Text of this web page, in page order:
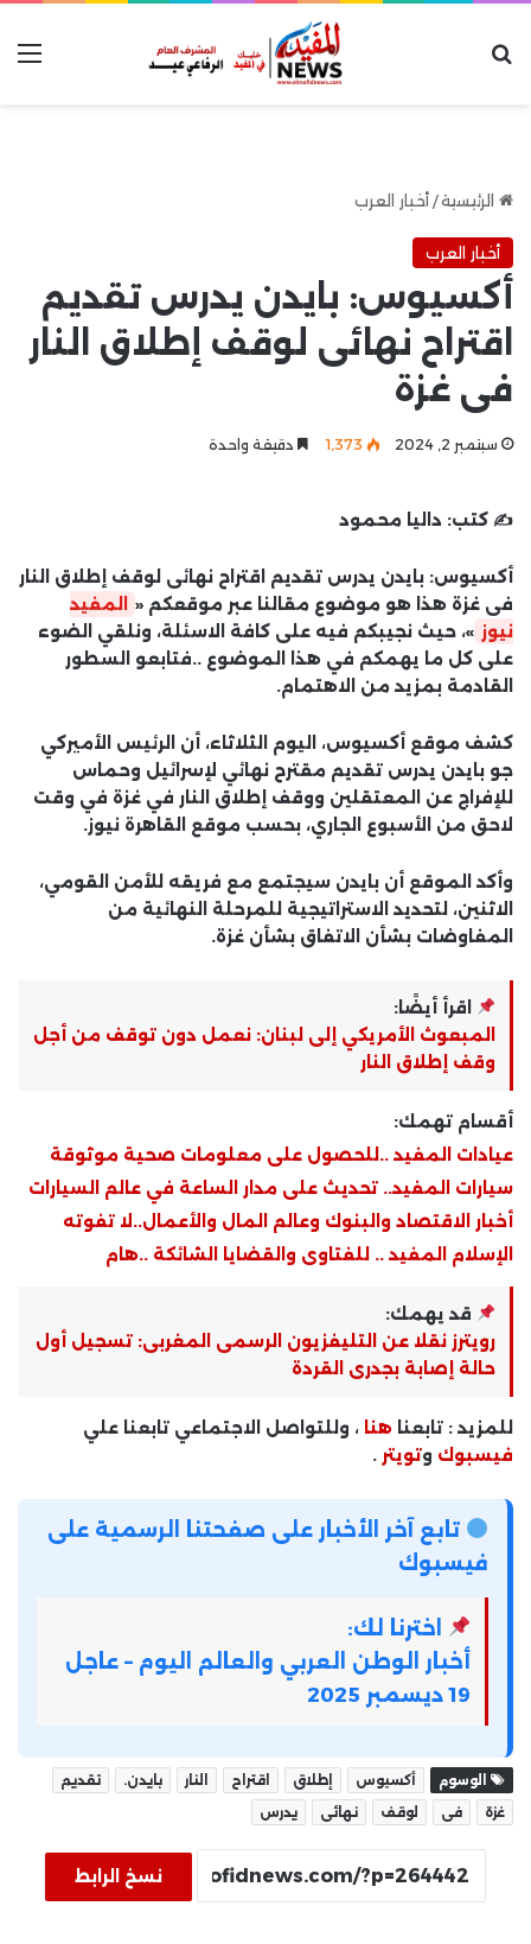
الرئيسية/ أخبار العرب
أخبار العرب
أكسيوس: بايدن يدرس تقديم
اقتراح نهائى لوقف إطلاق النار
فى غزة
سبتمبر 2, 2024 1٬373 دقيقة واحدة
✍️ كتب: داليا محمود
أكسيوس: بايدن يدرس تقديم اقتراح نهائى لوقف إطلاق النار
فى غزة هذا هو موضوع مقالنا عبر موقعكم «
المفيد
نيوز »، حيث نجيبكم فيه على كافة الاسئلة، ونلقي الضوء
على كل ما يهمكم في هذا الموضوع ..فتابعو السطور
القادمة بمزيد من الاهتمام.
كشف موقع أكسيوس، اليوم الثلاثاء، أن الرئيس الأميركي
جو بايدن يدرس تقديم مقترح نهائي لإسرائيل وحماس
للإفراج عن المعتقلين ووقف إطلاق النار في غزة في وقت
لاحق من الأسبوع الجاري، بحسب موقع القاهرة نيوز.
وأكد الموقع أن بايدن سيجتمع مع فريقه للأمن القومي،
الاثنين، لتحديد الاستراتيجية للمرحلة النهائية من
المفاوضات بشأن الاتفاق بشأن غزة.
اقرأ أيضًا:
المبعوث الأمريكي إلى لبنان: نعمل دون توقف من أجل
وقف إطلاق النار
أقسام تهمك:
عيادات المفيد ..للحصول على معلومات صحية موثوقة
سيارات المفيد.. تحديث على مدار الساعة في عالم السيارات
أخبار الاقتصاد والبنوك وعالم المال والأعمال..لا تفوته
الإسلام المفيد .. للفتاوى والقضايا الشائكة ..هام
قد يهمك:
رويترز نقلا عن التليفزيون الرسمى المغربى: تسجيل أول
حالة إصابة بجدرى القردة
للمزيد : تابعنا هنا ، وللتواصل الاجتماعي تابعنا علي
فيسبوك وتويتر .
تابع آخر الأخبار على صفحتنا الرسمية على
فيسبوك
اخترنا لك:
أخبار الوطن العربي والعالم اليوم – عاجل
19 ديسمبر 2025
الوسوم أكسيوس إطلاق اقتراح النار بايدن.
تقديم
غزة
فى لوقف نهائى يدرس
نسخ الرابط